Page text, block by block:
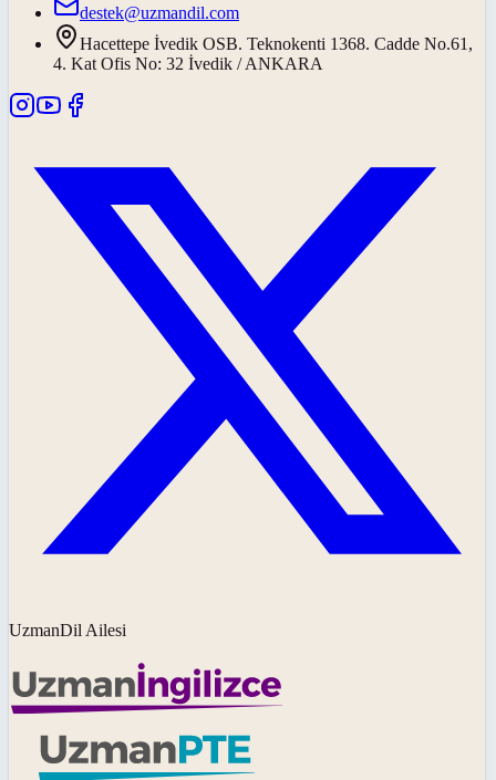
destek@uzmandil.com
Hacettepe İvedik OSB. Teknokenti 1368. Cadde No.61,
4. Kat Ofis No: 32 İvedik / ANKARA
UzmanDil Ailesi